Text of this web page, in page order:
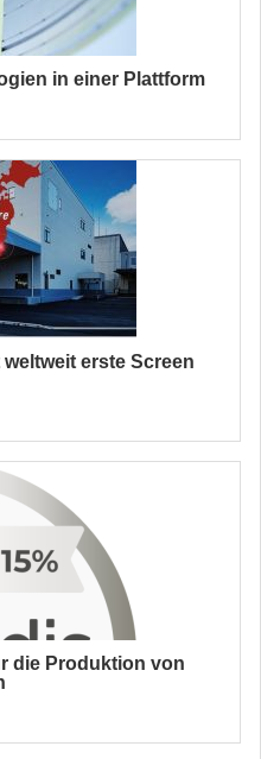
in einer Plattform
erste Screen
die Produktion von